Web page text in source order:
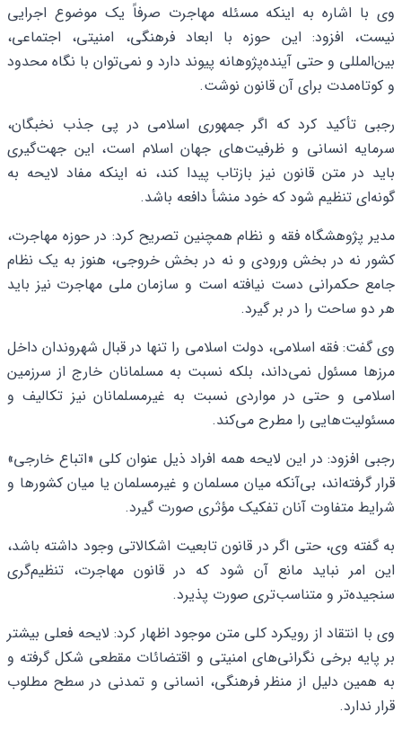
وی با اشاره به اینکه مسئله مهاجرت صرفاً یک موضوع اجرایی
نیست، افزود: این حوزه با ابعاد فرهنگی، امنیتی، اجتماعی،
بین‌المللی و حتی آینده‌پژوهانه پیوند دارد و نمی‌توان با نگاه محدود
و کوتاه‌مدت برای آن قانون نوشت.
رجبی تأکید کرد که اگر جمهوری اسلامی در پی جذب نخبگان،
سرمایه انسانی و ظرفیت‌های جهان اسلام است، این جهت‌گیری
باید در متن قانون نیز بازتاب پیدا کند، نه اینکه مفاد لایحه به‌
گونه‌ای تنظیم شود که خود منشأ دافعه باشد.
مدیر پژوهشگاه فقه و نظام همچنین تصریح کرد: در حوزه مهاجرت،
کشور نه در بخش ورودی و نه در بخش خروجی، هنوز به یک نظام
جامع حکمرانی دست نیافته است و سازمان ملی مهاجرت نیز باید
هر دو ساحت را در بر گیرد.
وی گفت: فقه اسلامی، دولت اسلامی را تنها در قبال شهروندان داخل
مرزها مسئول نمی‌داند، بلکه نسبت به مسلمانان خارج از سرزمین
اسلامی و حتی در مواردی نسبت به غیرمسلمانان نیز تکالیف و
مسئولیت‌هایی را مطرح می‌کند.
رجبی افزود: در این لایحه همه افراد ذیل عنوان کلی «اتباع خارجی»
قرار گرفته‌اند، بی‌آنکه میان مسلمان و غیرمسلمان یا میان کشورها و
شرایط متفاوت آنان تفکیک مؤثری صورت گیرد.
به گفته وی، حتی اگر در قانون تابعیت اشکالاتی وجود داشته باشد،
این امر نباید مانع آن شود که در قانون مهاجرت، تنظیم‌گری
سنجیده‌تر و متناسب‌تری صورت پذیرد.
وی با انتقاد از رویکرد کلی متن موجود اظهار کرد: لایحه فعلی بیشتر
بر پایه برخی نگرانی‌های امنیتی و اقتضائات مقطعی شکل گرفته و
به همین دلیل از منظر فرهنگی، انسانی و تمدنی در سطح مطلوب
قرار ندارد.